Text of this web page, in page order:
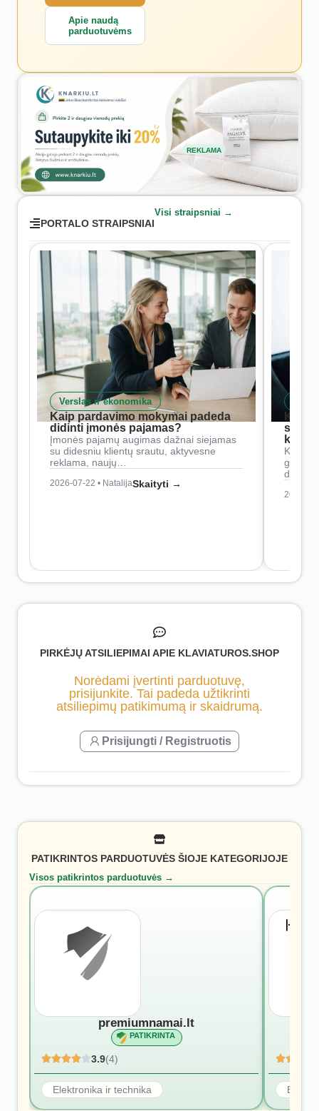
Apie naudą
parduotuvėms
REKLAMA
PORTALO STRAIPSNIAI
Visi straipsniai →
Verslas ir ekonomika
Kaip pardavimo mokymai padeda
didinti įmonės pajamas?
Įmonės pajamų augimas dažnai siejamas
su didesniu klientų srautu, aktyvesne
reklama, naujų…
2026-07-22 • NatalijaSkaityti →
Kaip
2026-
PIRKĖJŲ ATSILIEPIMAI APIE KLAVIATUROS.SHOP
Norėdami įvertinti parduotuvę,
prisijunkite. Tai padeda užtikrinti
atsiliepimų patikimumą ir skaidrumą.
Prisijungti / Registruotis
PATIKRINTOS PARDUOTUVĖS ŠIOJE KATEGORIJOJE
Visos patikrintos parduotuvės →
premiumnamai.lt
PATIKRINTA
3.9(4)
Elektronika ir technika